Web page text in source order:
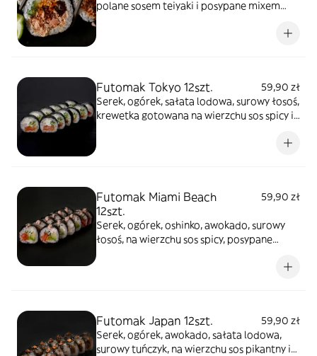
polane sosem teiyaki i posypane mixem
Futomak Tokyo 12szt.
59,90 zł
Serek, ogórek, sałata lodowa, surowy łosoś,
krewetka gotowana na wierzchu sos spicy i
Futomak Miami Beach
12szt.
59,90 zł
Serek, ogórek, oshinko, awokado, surowy
łosoś, na wierzchu sos spicy, posypane
Futomak Japan 12szt.
59,90 zł
Serek, ogórek, awokado, sałata lodowa,
surowy tuńczyk, na wierzchu sos pikantny i